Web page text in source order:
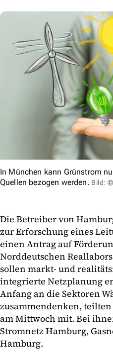
In München kann Grünstrom
Quellen bezogen werden. Bild:
Die Betreiber von
zur Erforschung eines
einen Antrag auf
Norddeutschen
sollen markt- und
integrierte Netzplanung
Anfang an die Sektoren
zusammendenken,
am Mittwoch mit. Bei
Stromnetz Hamburg,
Hamburg.